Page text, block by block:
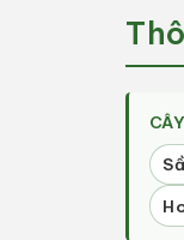
60-
10
(Gói
1kg)
Kích
Hoa,